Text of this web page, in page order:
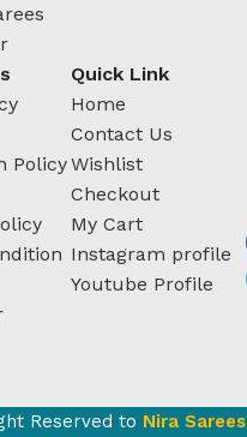
Policy
Quick Link
Home
Contact Us
Wishlist
Checkout
My Cart
Instagram profile
Youtube Profile
Reserved to Nira Sarees